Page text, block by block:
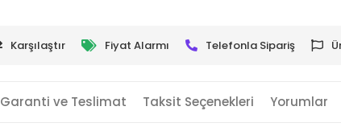
Karşılaştır Fiyat Alarmı Telefonla Sipariş
Garanti ve Teslimat Taksit Seçenekleri Yorumlar